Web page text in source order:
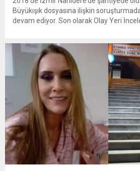
Büyükışık dosyasına ilişkin
devam ediyor. Son olarak Olay Yeri
bulunan Dorukhan Büyükışık’a ilişkin
soruşturmada tutuklamalar genişliyor.